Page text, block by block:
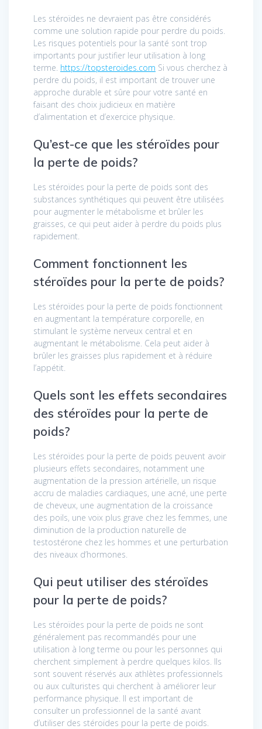
Les stéroïdes ne devraient pas être considérés
comme une solution rapide pour perdre du poids.
Les risques potentiels pour la santé sont trop
importants pour justifier leur utilisation à long
terme. https://topsteroides.com Si vous cherchez à
perdre du poids, il est important de trouver une
approche durable et sûre pour votre santé en
faisant des choix judicieux en matière
d’alimentation et d’exercice physique.
Qu’est-ce que les stéroïdes pour
la perte de poids?
Les stéroïdes pour la perte de poids sont des
substances synthétiques qui peuvent être utilisées
pour augmenter le métabolisme et brûler les
graisses, ce qui peut aider à perdre du poids plus
rapidement.
Comment fonctionnent les
stéroïdes pour la perte de poids?
Les stéroïdes pour la perte de poids fonctionnent
en augmentant la température corporelle, en
stimulant le système nerveux central et en
augmentant le métabolisme. Cela peut aider à
brûler les graisses plus rapidement et à réduire
l’appétit.
Quels sont les effets secondaires
des stéroïdes pour la perte de
poids?
Les stéroïdes pour la perte de poids peuvent avoir
plusieurs effets secondaires, notamment une
augmentation de la pression artérielle, un risque
accru de maladies cardiaques, une acné, une perte
de cheveux, une augmentation de la croissance
des poils, une voix plus grave chez les femmes, une
diminution de la production naturelle de
testostérone chez les hommes et une perturbation
des niveaux d’hormones.
Qui peut utiliser des stéroïdes
pour la perte de poids?
Les stéroïdes pour la perte de poids ne sont
généralement pas recommandés pour une
utilisation à long terme ou pour les personnes qui
cherchent simplement à perdre quelques kilos. Ils
sont souvent réservés aux athlètes professionnels
ou aux culturistes qui cherchent à améliorer leur
performance physique. Il est important de
consulter un professionnel de la santé avant
d’utiliser des stéroïdes pour la perte de poids.